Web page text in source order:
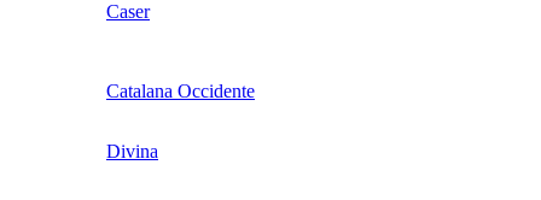
Caser
Catalana Occidente
Divina